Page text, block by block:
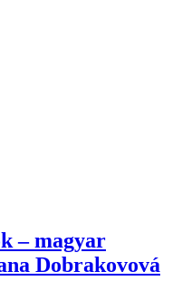
– magyar
Dobrakovová